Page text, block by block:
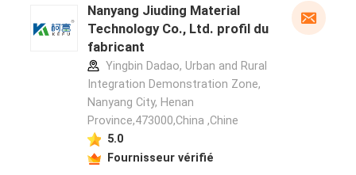
Nanyang Jiuding Material
Technology Co., Ltd. profil du
fabricant
Yingbin Dadao, Urban and Rural
Integration Demonstration Zone,
Nanyang City, Henan
Province,473000,China ,Chine
5.0
Fournisseur vérifié